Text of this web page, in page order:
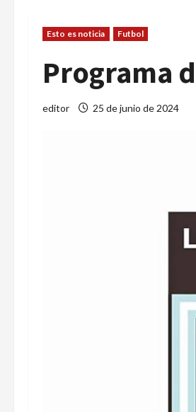
Esto es noticia Futbol
Programa
editor 25 de junio de 2024